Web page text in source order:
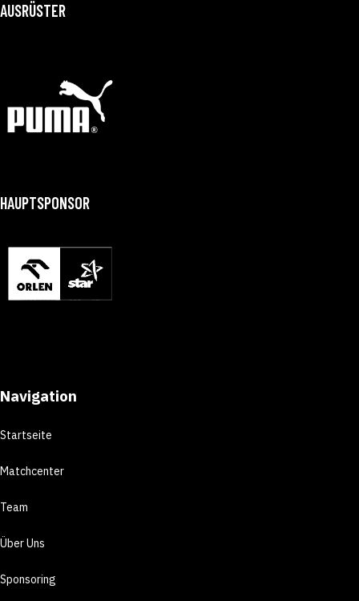
AUSRÜSTER
HAUPTSPONSOR
Navigation
Startseite
Matchcenter
Team
Über Uns
Sponsoring